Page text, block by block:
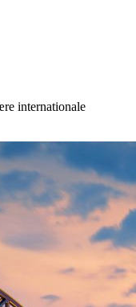
internationale